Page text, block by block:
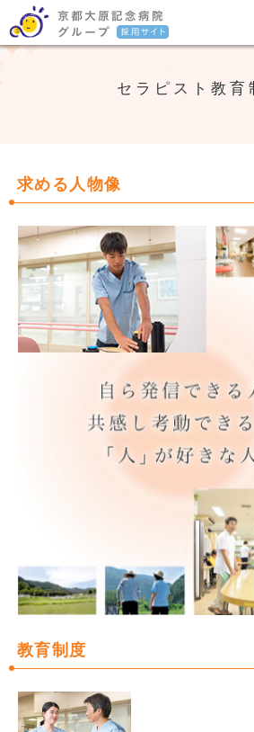
京都大原記念病院グループの魅力
暮らす町について
働く環境について
看護師
大原の看護師の仕事
看護教育
介護職
介護職
介護職２つの道と教育制度
セラピスト
セラピスト
お問い合わせ・資料請求
オフィシャルサイ
セラピスト教育
求める人物像
教育制度